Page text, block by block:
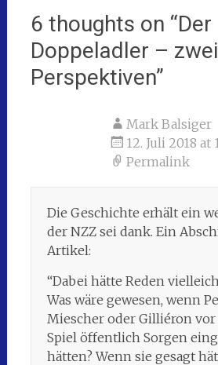
6 thoughts on “Der
Doppeladler – zwei
Perspektiven”
Mark Balsiger
12. Juli 2018 at
Permalink
Die Geschichte erhält ein
der NZZ sei dank. Ein
Artikel:
“Dabei hätte Reden
Was wäre gewesen, wenn
Miescher oder Gilliéron
Spiel öffentlich Sorgen
hätten? Wenn sie gesagt